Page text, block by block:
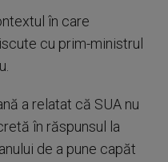
în care
cu prim-ministrul
a relatat că SUA nu
în răspunsul la
de a pune capăt